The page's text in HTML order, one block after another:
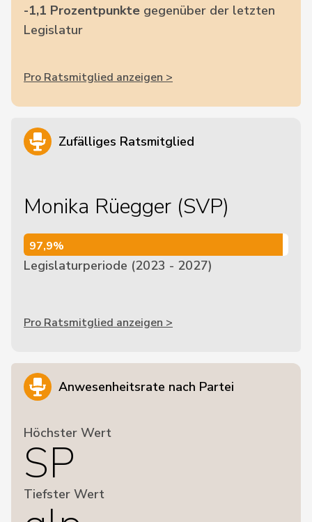
-1,1 Prozentpunkte gegenüber der letzten
Legislatur
Pro Ratsmitglied anzeigen >
Zufälliges Ratsmitglied
Monika Rüegger (SVP)
97,9%
97,9%
Legislaturperiode (2023 - 2027)
Pro Ratsmitglied anzeigen >
Anwesenheitsrate nach Partei
Höchster Wert
SP
Tiefster Wert